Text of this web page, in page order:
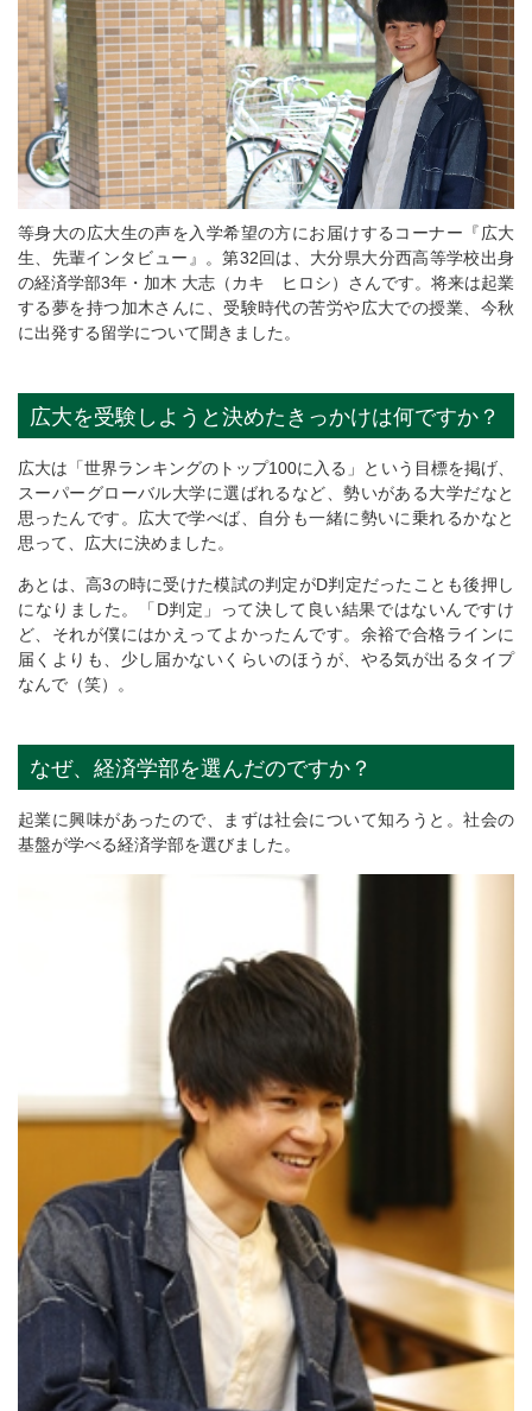
等身大の広大生の声を入学希望の方にお届けするコーナー『広大
生、先輩インタビュー』。第32回は、大分県大分西高等学校出身
の経済学部3年・加木 大志（カキ ヒロシ）さんです。将来は起業
する夢を持つ加木さんに、受験時代の苦労や広大での授業、今秋
に出発する留学について聞きました。
広大を受験しようと決めたきっかけは何ですか？
広大は「世界ランキングのトップ100に入る」という目標を掲げ、
スーパーグローバル大学に選ばれるなど、勢いがある大学だなと
思ったんです。広大で学べば、自分も一緒に勢いに乗れるかなと
思って、広大に決めました。
あとは、高3の時に受けた模試の判定がD判定だったことも後押し
になりました。「D判定」って決して良い結果ではないんですけ
ど、それが僕にはかえってよかったんです。余裕で合格ラインに
届くよりも、少し届かないくらいのほうが、やる気が出るタイプ
なんで（笑）。
なぜ、経済学部を選んだのですか？
起業に興味があったので、まずは社会について知ろうと。社会の
基盤が学べる経済学部を選びました。